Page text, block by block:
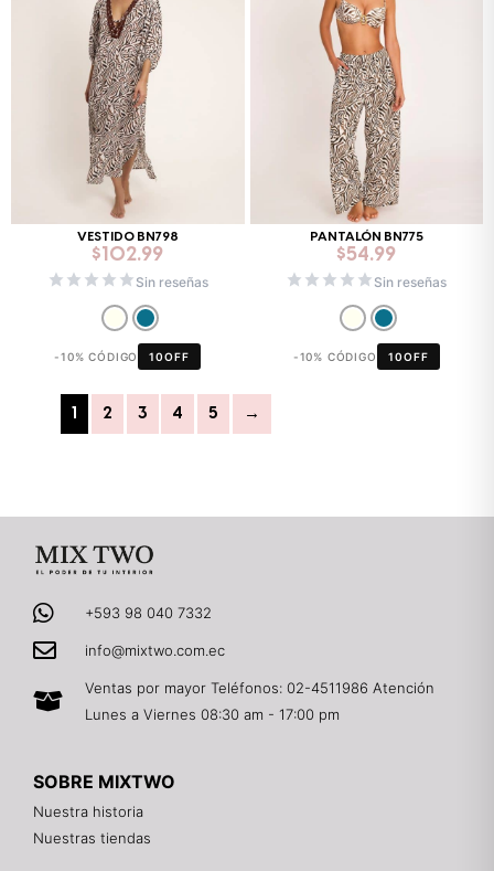
VESTIDO BN798
$102.99
Sin reseñas
-10% CÓDIGO 10OFF
PANTALÓN BN775
$54.99
Sin reseñas
-10% CÓDIGO 10OFF
1 2 3 4 5 →
+593 98 040 7332
info@mixtwo.com.ec
Ventas por mayor Teléfonos: 02-4511986 Atención
Lunes a Viernes 08:30 am - 17:00 pm
SOBRE MIXTWO
Nuestra historia
Nuestras tiendas